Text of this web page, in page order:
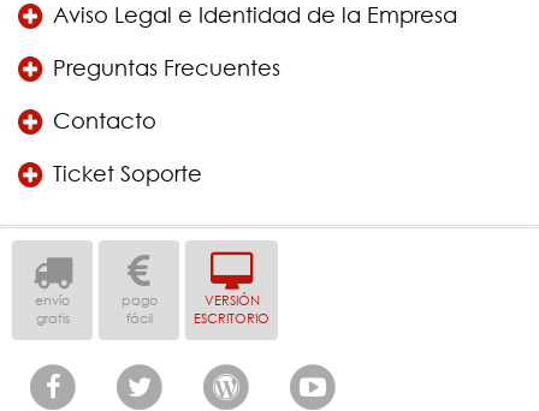
Aviso Legal e Identidad de la Empresa
Preguntas Frecuentes
Contacto
Ticket Soporte
envío
gratis
pago
fácil
VERSIÓN
ESCRITORIO